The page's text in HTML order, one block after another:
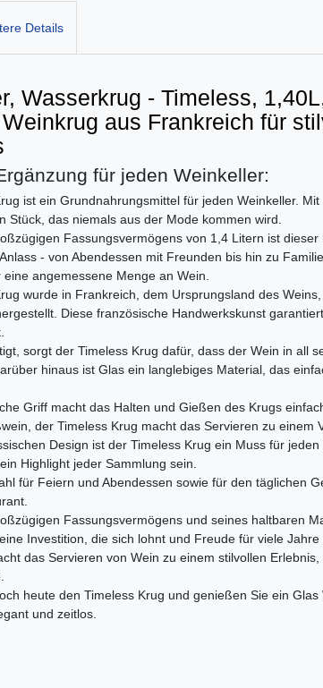
Details
Wasserkrug - Timeless,
aus Frankreich für
für jeden Weinkeller:
ist ein Grundnahrungsmittel für jeden Weinkeller.
Stück, das niemals aus der Mode kommen wird.
Fassungsvermögens von 1,4 Litern ist
- von Abendessen mit Freunden bis hin zu
angemessene Menge an Wein.
wurde in Frankreich, dem Ursprungsland des
Diese französische Handwerkskunst
sorgt der Timeless Krug dafür, dass der Wein in all
hinaus ist Glas ein langlebiges Material, das
Griff macht das Halten und Gießen des Krugs
der Timeless Krug macht das Servieren zu einem
Design ist der Timeless Krug ein Muss für
Highlight jeder Sammlung sein.
für Feiern und Abendessen sowie für den täglichen
Fassungsvermögens und seines haltbaren
Investition, die sich lohnt und Freude für viele Jahre
das Servieren von Wein zu einem stilvollen
heute den Timeless Krug und genießen Sie ein Glas
und zeitlos.